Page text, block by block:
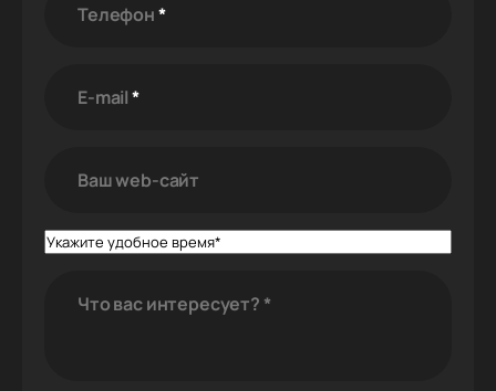
Телефон*
E-mail*
Ваш web-cайт
Что вас интересует? *